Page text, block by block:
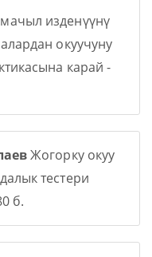
изденүүнү
окуучуну
карай -
Жогорку окуу
тестери
б.